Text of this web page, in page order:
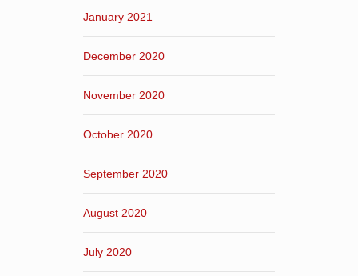
January 2021
December 2020
November 2020
October 2020
September 2020
August 2020
July 2020